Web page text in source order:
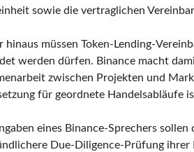
sowie die vertraglichen
hinaus müssen Token-Lending-
werden dürfen. Binance macht
zwischen Projekten und
für geordnete Handelsabläufe
eines Binance-Sprechers
Due-Diligence-Prüfung